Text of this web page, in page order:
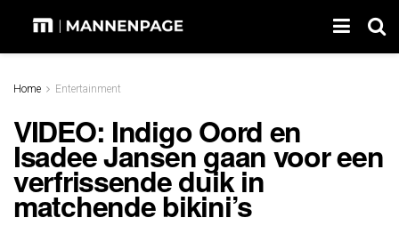
Home Entertainment
VIDEO: Indigo Oord en
Isadee Jansen gaan voor een
verfrissende duik in
matchende bikini’s